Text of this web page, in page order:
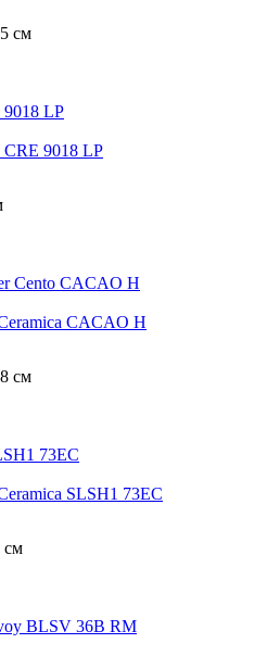
см
CRE 9018 LP
CACAO H
см
SLSH1 73EC
см